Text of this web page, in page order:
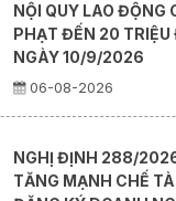
NỘI QUY LAO ĐỘNG
PHẠT ĐẾN 20 TRIỆU
NGÀY 10/9/2026
06-08-2026
NGHỊ ĐỊNH 288/
TĂNG MẠNH CHẾ